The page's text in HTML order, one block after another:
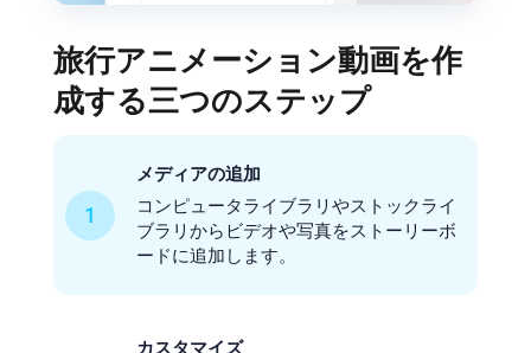
旅行アニメーション動画を作
成する三つのステップ
1
メディアの追加
コンピュータライブラリやストックライ
ブラリからビデオや写真をストーリーボ
ードに追加します。
カスタマイズ